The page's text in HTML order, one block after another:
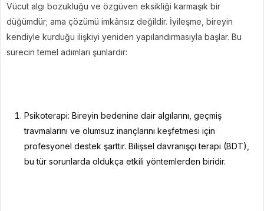
Vücut algı bozukluğu ve özgüven eksikliği karmaşık bir
düğümdür; ama çözümü imkânsız değildir. İyileşme, bireyin
kendiyle kurduğu ilişkiyi yeniden yapılandırmasıyla başlar. Bu
sürecin temel adımları şunlardır:
Psikoterapi: Bireyin bedenine dair algılarını, geçmiş
travmalarını ve olumsuz inançlarını keşfetmesi için
profesyonel destek şarttır. Bilişsel davranışçı terapi (BDT),
bu tür sorunlarda oldukça etkili yöntemlerden biridir.